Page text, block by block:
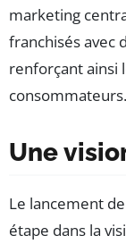
marketing
franchisés avec
renforçant ainsi
consommateurs.
Une
Le lancement
étape dans la